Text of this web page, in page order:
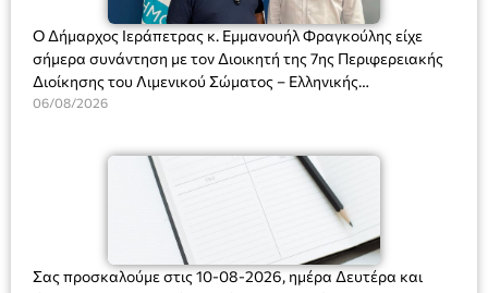
Ο Δήμαρχος Ιεράπετρας κ. Εμμανουήλ Φραγκούλης είχε
σήμερα συνάντηση με τον Διοικητή της 7ης Περιφερειακής
Διοίκησης του Λιμενικού Σώματος – Ελληνικής
Ακτοφυλακής (Λ.Σ.-ΕΛ.ΑΚΤ.), Αρχιπλοίαρχο Λ.Σ. κ. Ιωάννη
06/08/2026
Σας προσκαλούμε στις 10-08-2026, ημέρα Δευτέρα και